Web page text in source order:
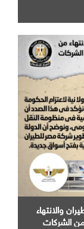
والانتهاء
الشركات